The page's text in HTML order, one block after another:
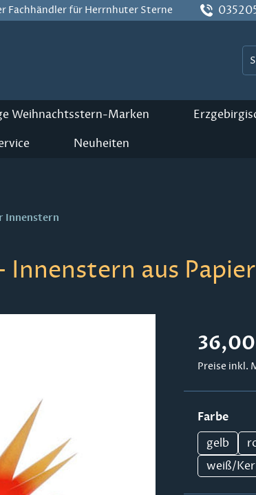
Fachhändler für Herrnhuter Sterne
Weihnachtsstern-Marken
Neuheiten
Innenstern
aus
Regulärer
Preise inkl.
Farbe
gelb
weiß/